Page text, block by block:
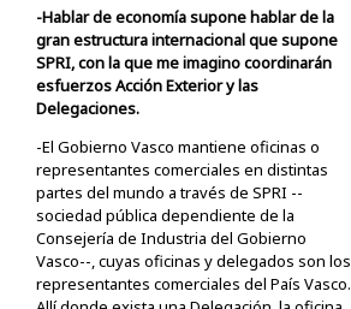
-Hablar de economía supone hablar de la
gran estructura internacional que supone
SPRI, con la que me imagino coordinarán
esfuerzos Acción Exterior y las
Delegaciones.
-El Gobierno Vasco mantiene oficinas o
representantes comerciales en distintas
partes del mundo a través de SPRI --
sociedad pública dependiente de la
Consejería de Industria del Gobierno
Vasco--, cuyas oficinas y delegados son los
representantes comerciales del País Vasco.